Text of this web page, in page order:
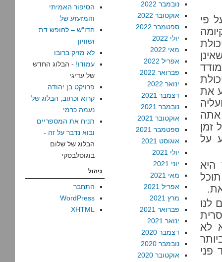
פי
את
אתה
זמן
על
היא
לנו
לא
פני
נובמבר 2022
אוקטובר 2022
ספטמבר 2022
יולי 2022
מאי 2022
אפריל 2022
פברואר 2022
ינואר 2022
דצמבר 2021
נובמבר 2021
אוקטובר 2021
ספטמבר 2021
אוגוסט 2021
יולי 2021
יוני 2021
מאי 2021
אפריל 2021
מרץ 2021
פברואר 2021
ינואר 2021
דצמבר 2020
נובמבר 2020
אוקטובר 2020
הסיפור האמיתי
והמזעזע של
חדו"ש – לחופש דת
ושוויון
לא מזיק ברובו
עמודו! - הבלוג החדש
של עדיגי
פרויקט בן יהודה
קרוא וכתוב, הבלוג של
נעמה כרמי
תניח את המספריים
ובוא נדבר על זה -
הבלוג של שלום
בוגוסלבסקי
ניהול
התחבר
WordPress
XHTML